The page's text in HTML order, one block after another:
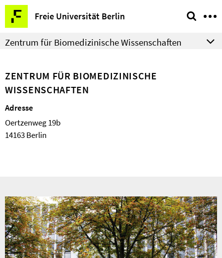
Springe
direkt
zu
Inhalt
Freie Universität Berlin
Service-
Navigation
Zentrum für Biomedizinische Wissenschaften
ZENTRUM FÜR BIOMEDIZINISCHE
WISSENSCHAFTEN
Adresse
Oertzenweg 19b
14163 Berlin